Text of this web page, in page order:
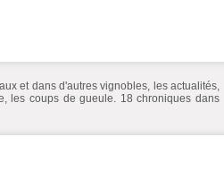
et dans d'autres vignobles, les actualités,
les coups de gueule. 18 chroniques dans